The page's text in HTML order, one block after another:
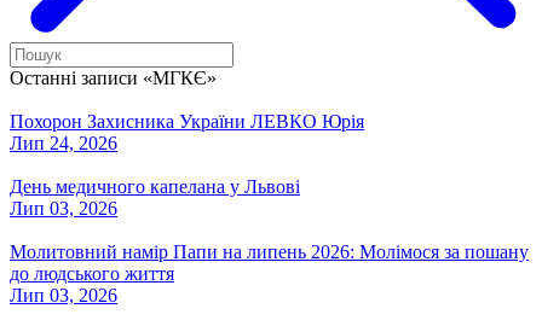
Останні записи «МГКЄ»
Похорон Захисника України ЛЕВКО Юрія
Лип 24, 2026
День медичного капелана у Львові
Лип 03, 2026
Молитовний намір Папи на липень 2026: Молімося за пошану
до людського життя
Лип 03, 2026